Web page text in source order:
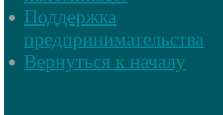
Поддержка
предпринимательства
Вернуться к началу